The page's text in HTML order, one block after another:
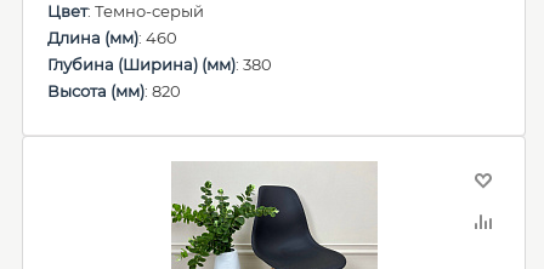
Цвет: Темно-серый
Длина (мм): 460
Глубина (Ширина) (мм): 380
Высота (мм): 820